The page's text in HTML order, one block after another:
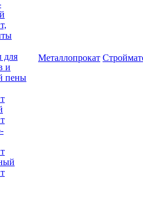
для
и
пены
Металлопрокат